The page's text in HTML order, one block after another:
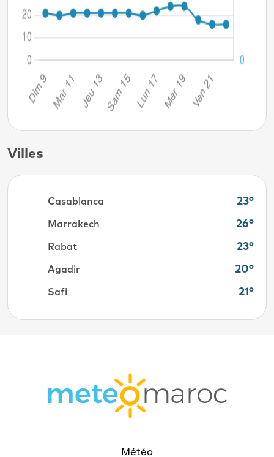
Villes
Casablanca 23°
Marrakech 26°
Rabat 23°
Agadir 20°
Safi 21°
Météo